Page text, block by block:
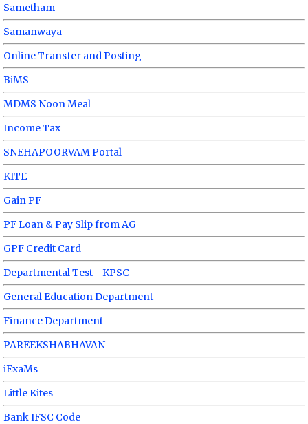
Sametham
Samanwaya
Online Transfer and Posting
BiMS
MDMS Noon Meal
Income Tax
SNEHAPOORVAM Portal
KITE
Gain PF
PF Loan & Pay Slip from AG
GPF Credit Card
Departmental Test - KPSC
General Education Department
Finance Department
PAREEKSHABHAVAN
iExaMs
Little Kites
Bank IFSC Code